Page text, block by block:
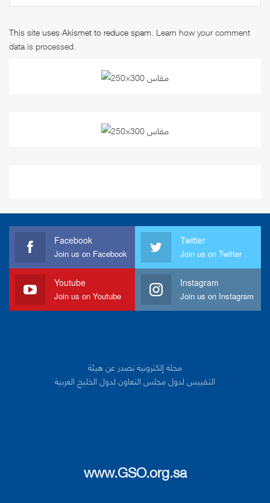
This site uses Akismet to reduce spam. Learn how your comment
data is processed.
Facebook
Join us on Facebook
Twitter
Join us on Twitter
Youtube
Join us on Youtube
Instagram
Join us on Instagram
مجلة إلكترونية تصدر عن هيئة
التقييس لدول مجلس التعاون لدول الخليج العربية
www.GSO.org.sa